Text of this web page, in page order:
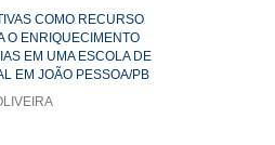
COMO RECURSO
O ENRIQUECIMENTO
EM UMA ESCOLA DE
EM JOÃO PESSOA/PB